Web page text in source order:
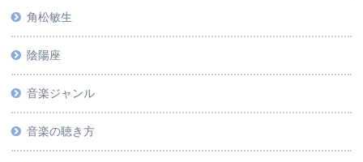
角松敏生
陰陽座
音楽ジャンル
音楽の聴き方